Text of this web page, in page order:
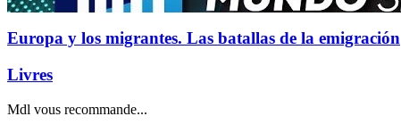
Europa y los migrantes. Las batallas de la emigración
Livres
Mdl vous recommande...